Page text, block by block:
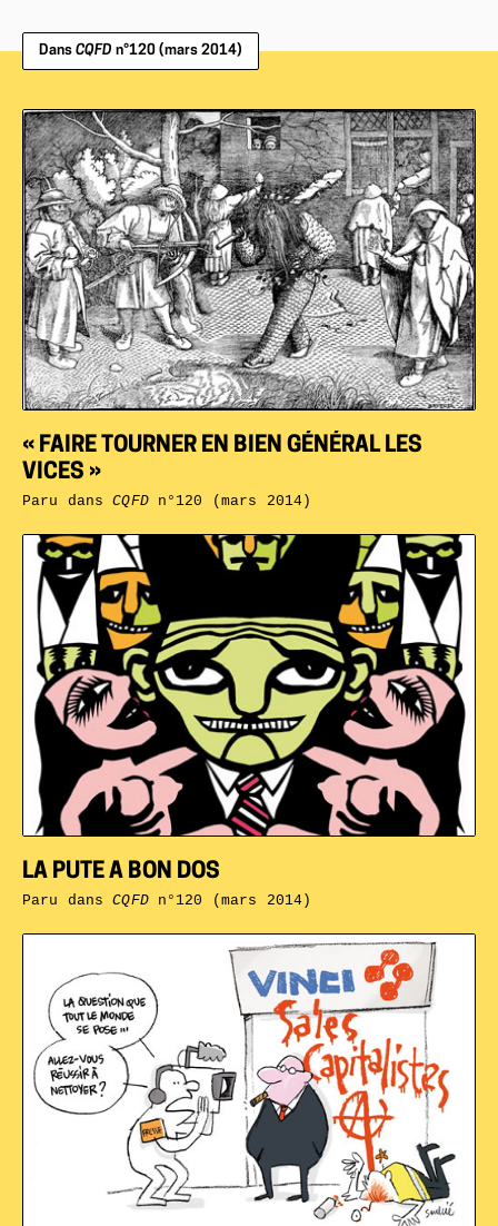
Dans CQFD n°120 (mars 2014)
LA PUTE A BON DOS
Paru dansCQFDn°120 (mars 2014)
« FAIRE TOURNER EN BIEN GÉNÉRAL LES
VICES »
Paru dansCQFDn°120 (mars 2014)